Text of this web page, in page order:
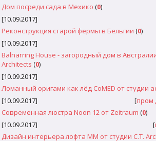
Дом посреди сада в Мехико (0)
[10.09.2017]
Реконструкция старой фермы в Бельгии (0)
[10.09.2017]
Balnarring House - загородный дом в
Architects (0)
[10.09.2017]
Ломанный оригами как лёд CoMED от студии
[10.09.2017]
[пром
Современная люстра Noon 12 от Zeitraum (0)
[10.09.2017]
[
Дизайн интерьера лофта MM от студии C.T.